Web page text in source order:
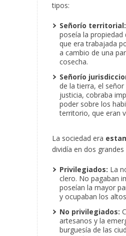
tipos:
Señorío territorial:
poseía la propiedad
que era trabajada
a cambio de una
cosecha.
Señorío
de la tierra, el señor
justicia, cobraba
poder sobre los
territorio, que eran
La sociedad era
dividía en dos grandes
Privilegiados: La
clero. No pagaban
poseían la mayor
y ocupaban los
No privilegiados:
artesanos y la
burguesía de las